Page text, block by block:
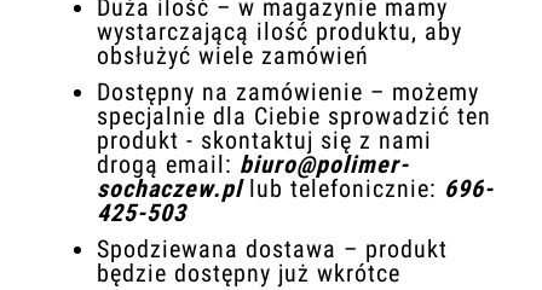
Duża ilość – w magazynie mamy
wystarczającą ilość produktu, aby
obsłużyć wiele zamówień
Dostępny na zamówienie – możemy
specjalnie dla Ciebie sprowadzić ten
produkt - skontaktuj się z nami
drogą email: biuro@polimer-
sochaczew.pllub telefonicznie: 696-
425-503
Spodziewana dostawa – produkt
będzie dostępny już wkrótce